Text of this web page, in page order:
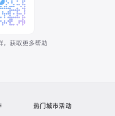
，获取更多帮助
热门城市活动